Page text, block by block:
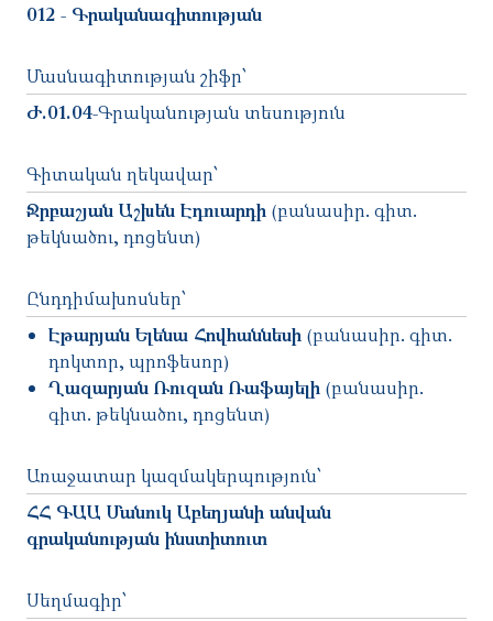
012 - Գրականագիտության
Մասնագիտության շիֆր՝
Ժ.01.04-Գրականության տեսություն
Գիտական ղեկավար՝
Ջրբաշյան Աշխեն Էդուարդի (բանասիր. գիտ.
թեկնածու, դոցենտ)
Ընդդիմախոսներ՝
Էթարյան Ելենա Հովհաննեսի (բանասիր. գիտ.
դոկտոր, պրոֆեսոր)
Ղազարյան Ռուզան Ռաֆայելի (բանասիր.
գիտ. թեկնածու, դոցենտ)
Առաջատար կազմակերպություն՝
ՀՀ ԳԱԱ Մանուկ Աբեղյանի անվան
գրականության ինստիտուտ
Սեղմագիր՝